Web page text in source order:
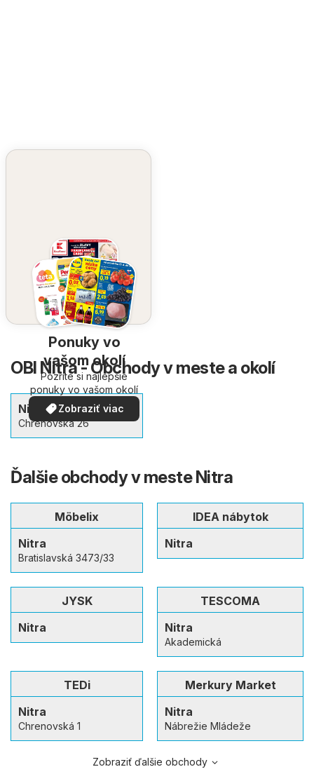
Ponuky vo
vašom okolí
Pozrite si najlepšie
ponuky vo vašom okolí
Zobraziť viac
OBI Nitra - Obchody v meste a okolí
Nitra
Chrenovská 26
Ďalšie obchody v meste Nitra
Möbelix
Nitra
Bratislavská 3473/33
IDEA nábytok
Nitra
JYSK
Nitra
TESCOMA
Nitra
Akademická
TEDi
Nitra
Chrenovská 1
Merkury Market
Nitra
Nábrežie Mládeže
Zobraziť ďalšie obchody